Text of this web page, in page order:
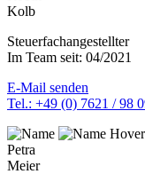
Kolb
Steuerfachangestellter
Im Team seit: 04/2021
E-Mail senden
Tel.: +49 (0) 7621 / 98
Petra
Meier